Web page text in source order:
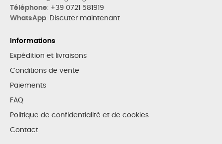
Téléphone: +39 0721 581919
WhatsApp: Discuter maintenant
Informations
Expédition et livraisons
Conditions de vente
Paiements
FAQ
Politique de confidentialité et de cookies
Contact